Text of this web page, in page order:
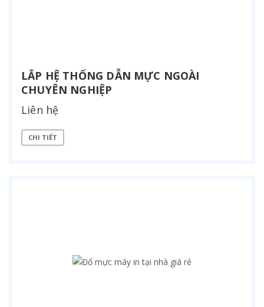
LẮP HỆ THỐNG DẪN MỰC NGOÀI
CHUYÊN NGHIỆP
Liên hệ
CHI TIẾT